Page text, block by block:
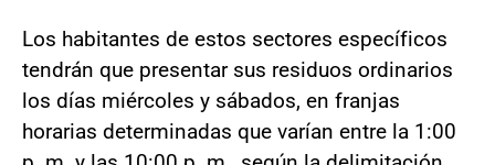
Los habitantes de estos sectores específicos
tendrán que presentar sus residuos ordinarios
los días miércoles y sábados, en franjas
horarias determinadas que varían entre la 1:00